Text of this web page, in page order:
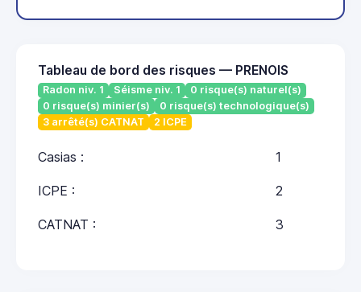
Tableau de bord des risques — PRENOIS
Radon niv. 1 Séisme niv. 1
0 risque(s) naturel(s)
0 risque(s) minier(s)
0 risque(s) technologique(s)
3 arrêté(s) CATNAT
2 ICPE
Casias : 1
ICPE : 2
CATNAT : 3